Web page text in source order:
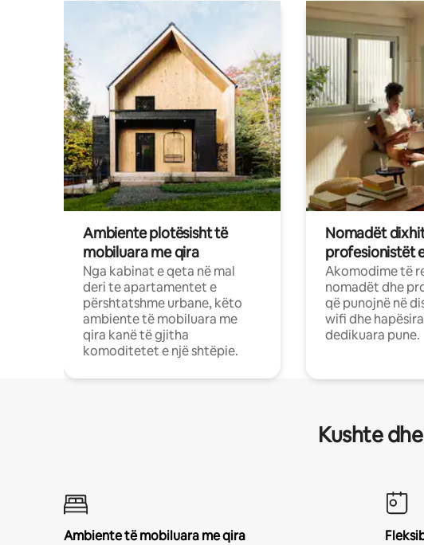
Ambiente plotësisht të
mobiluara me qira
Nga kabinat e qeta në mal
deri te apartamentet e
përshtatshme urbane, këto
ambiente të mobiluara me
qira kanë të gjitha
komoditetet e një shtëpie.
Nomadët
profesionistët
Akomodime të
nomadët dhe
që punojnë në
wifi dhe
dedikuara pune.
Kushte
Ambiente të mobiluara me qira